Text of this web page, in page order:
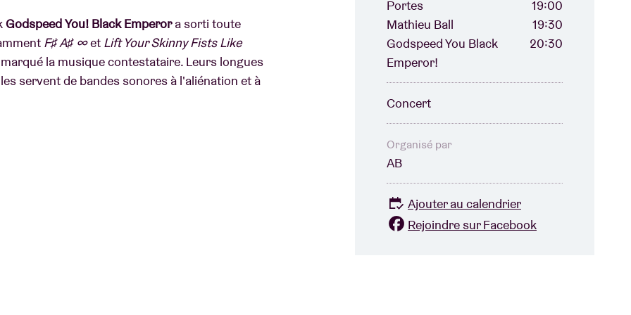
GodspeedYou! Black Emperora sorti toute
F♯ A♯ ∞et Lift Your Skinny Fists Like
la musique contestataire. Leurs longues
servent de bandes sonores à l'aliénation et à
reconnues comme des classiques
leurs pochettes d'album tactiles, ainsi
Portes
19:00
Mathieu Ball
19:30
Godspeed You Black
Emperor!
20:30
Concert
Organisé par
AB
Ajouter au calendrier
Rejoindre sur Facebook